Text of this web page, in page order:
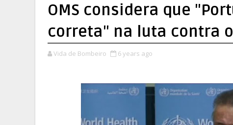
OMS considera que
correta" na luta contra
Vida de Bombeiro 6 years ago